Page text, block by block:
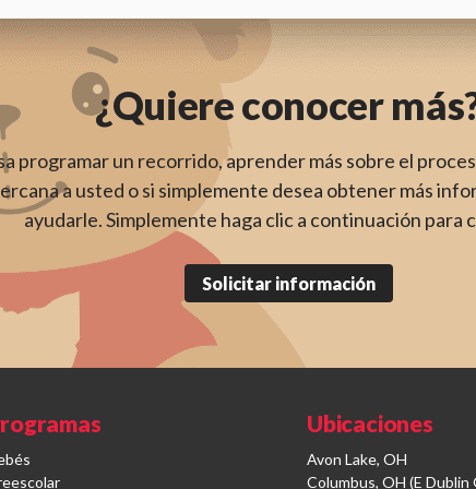
¿Quiere conocer
programar un recorrido, aprender más sobre el
a usted o si simplemente desea obtener más
ayudarle. Simplemente haga clic a continuación para
Solicitar información
Ubicaciones
Avon Lake, OH
Columbus, OH (E Dublin